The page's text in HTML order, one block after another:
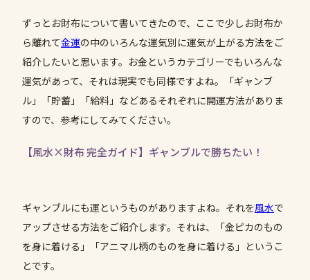
ずっとお財布について書いてきたので、ここで少しお財布か
ら離れて金運の中のいろんな運気別に運気が上がる方法をご
紹介したいと思います。お金というカテゴリーでもいろんな
運気があって、それは現実でも同様ですよね。「ギャンブ
ル」「貯蓄」「給料」などあるそれぞれに開運方法がありま
すので、参考にしてみてください。
【風水×財布 完全ガイド】ギャンブルで勝ちたい！
ギャンブルにも運というものがありますよね。それを風水で
アップさせる方法をご紹介します。それは、「金ピカのもの
を身に着ける」「アニマル柄のものを身に着ける」というこ
とです。